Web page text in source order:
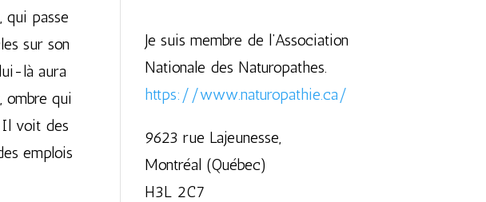
qui passe
sur son
là aura
ombre qui
Il voit des
emplois
Je suis membre de l’Association
Nationale des Naturopathes.
https://www.naturopathie.ca/
9623 rue Lajeunesse,
Montréal (Québec)
H3L 2C7